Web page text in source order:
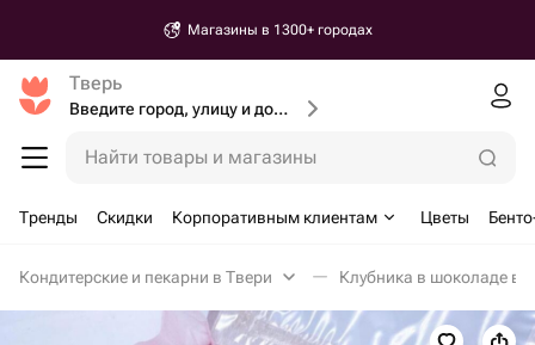
Магазины в 1300+ городах
Тверь
Введите город, улицу и дом доставки
Найти товары и магазины
Тренды Скидки Корпоративным клиентам Цветы
Кондитерские и пекарни в Твери Клубника в шоколаде в